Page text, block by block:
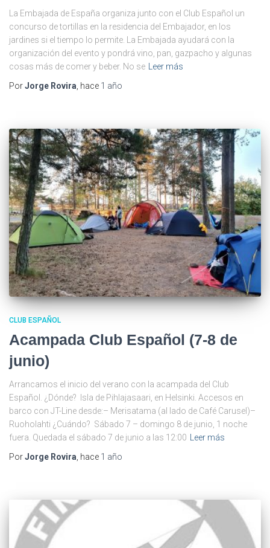
La Embajada de España organiza junto con el Club Español un
concurso de tortillas en la residencia del Embajador, en los
jardines si el tiempo lo permite. La Embajada ayudará con la
organización del evento y pondrá vino, pan, gazpacho y algunas
cosas más de comer y beber. No se Leer más
PorJorge Rovira , hace 1 año
CLUB ESPAÑOL
Acampada Club Español (7-8 de
junio)
Arrancamos el inicio del verano con la acampada del Club
Español. ¿Dónde? Isla de Pihlajasaari, en Helsinki. Accesos en
barco con JT-Line desde:– Merisatama (al lado de Café Carusel)–
Ruoholahti ¿Cuándo? Sábado 7 – domingo 8 de junio, 1 noche
fuera. Quedada el sábado 7 de junio a las 12:00
Leer más
PorJorge Rovira , hace 1 año